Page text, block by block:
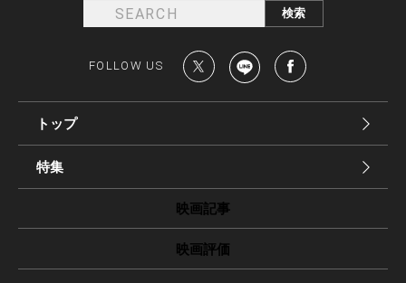
FOLLOW US
トップ
特集
映画記事
映画評価